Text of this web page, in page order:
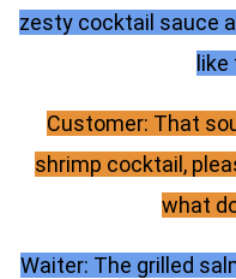
zesty cocktail sauce
Customer: That
shrimp cocktail,
what
Waiter: The grilled